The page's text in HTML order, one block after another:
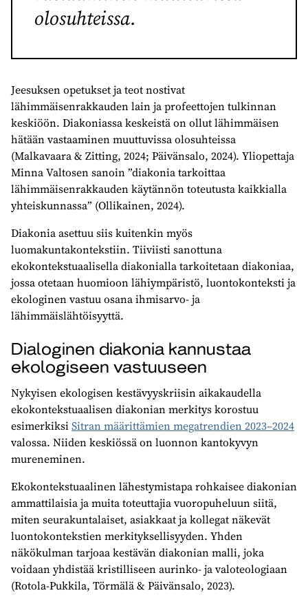
olosuhteissa.
Jeesuksen opetukset ja teot nostivat
lähimmäisenrakkauden lain ja profeettojen tulkinnan
keskiöön. Diakoniassa keskeistä on ollut lähimmäisen
hätään vastaaminen muuttuvissa olosuhteissa
(Malkavaara & Zitting, 2024; Päivänsalo, 2024). Yliopettaja
Minna Valtosen sanoin ”diakonia tarkoittaa
lähimmäisenrakkauden käytännön toteutusta kaikkialla
yhteiskunnassa” (Ollikainen, 2024).
Diakonia asettuu siis kuitenkin myös
luomakuntakontekstiin. Tiiviisti sanottuna
ekokontekstuaalisella diakonialla tarkoitetaan diakoniaa,
jossa otetaan huomioon lähiympäristö, luontokonteksti ja
ekologinen vastuu osana ihmisarvo- ja
lähimmäislähtöisyyttä.
Dialoginen diakonia kannustaa
ekologiseen vastuuseen
Nykyisen ekologisen kestävyyskriisin aikakaudella
ekokontekstuaalisen diakonian merkitys korostuu
esimerkiksiSitran määrittämien megatrendien 2023–2024
valossa. Niiden keskiössä on luonnon kantokyvyn
mureneminen.
Ekokontekstuaalinen lähestymistapa rohkaisee diakonian
ammattilaisia ja muita toteuttajia vuoropuheluun siitä,
miten seurakuntalaiset, asiakkaat ja kollegat näkevät
luontokontekstien merkityksellisyyden. Yhden
näkökulman tarjoaa kestävän diakonian malli, joka
voidaan yhdistää kristilliseen aurinko- ja valoteologiaan
(Rotola-Pukkila, Törmälä & Päivänsalo, 2023).